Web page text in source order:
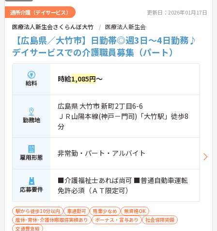
通所介護（デイサービス） 更新日：2026年01月17日
医療法人新生会さくらんぼ大竹 医療法人新生会
【広島県／大竹市】日勤帯◎週3日～4日勤務♪
デイサービスでの介護職員募集（パート）
給料 時給1,085円～
勤務地
広島県 大竹市 新町2丁目6-6
ＪＲ山陽本線(神戸－門司)「大竹駅」徒歩8
分
雇用形態 非常勤・パート・アルバイト
応募要件
■介護福祉士あれば尚可 ■普通自動車運転
免許必須（ＡＴ限定可）
駅から徒歩10分以内 車通勤可 残業少なめ
無資格OK
産休･育休･介護休暇取得実績あり
ボーナス・賞与あり
社会保険完備
交通費支給